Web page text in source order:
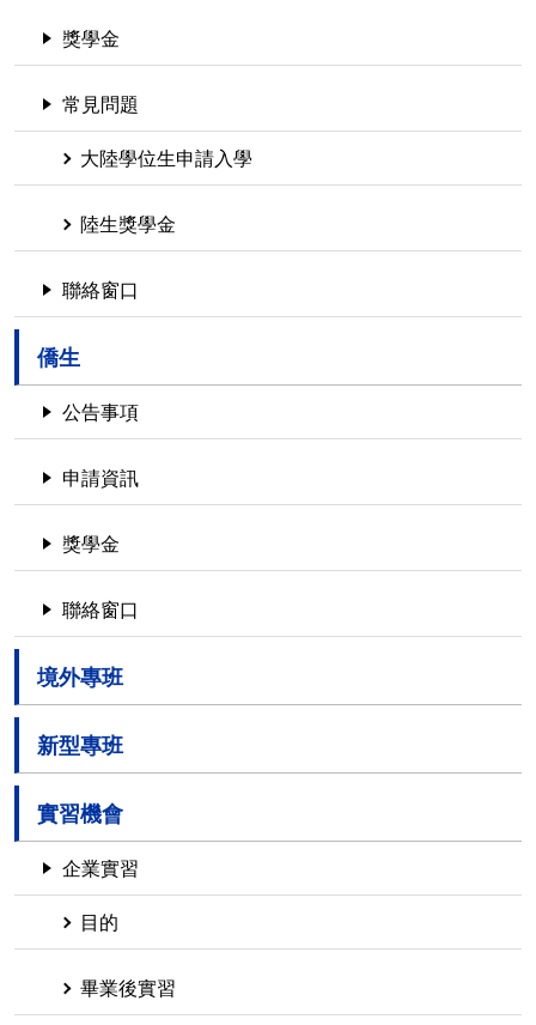
獎學金
常見問題
大陸學位生申請入學
陸生獎學金
聯絡窗口
僑生
公告事項
申請資訊
獎學金
聯絡窗口
境外專班
新型專班
實習機會
企業實習
目的
畢業後實習